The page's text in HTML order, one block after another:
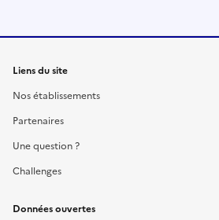
Liens du site
Nos établissements
Partenaires
Une question ?
Challenges
Données ouvertes